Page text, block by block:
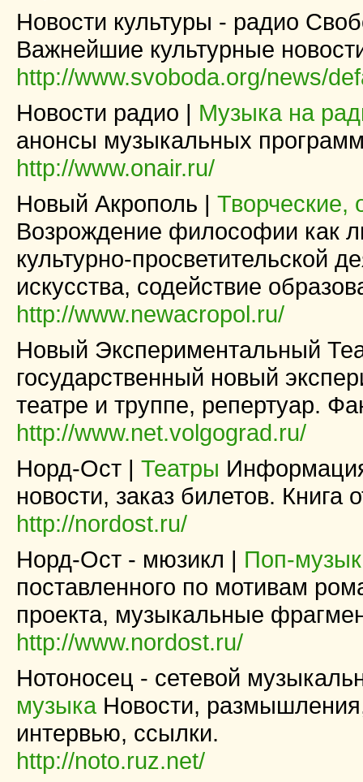
Новости культуры - радио
Важнейшие культурные
http://www.svoboda.org/news/
Новости радио | Музыка на
анонсы музыкальных
http://www.onair.ru/
Новый Акрополь | Творческие,
Возрождение философии как
культурно-просветительской
искусства, содействие
http://www.newacropol.ru/
Новый Экспериментальный
государственный новый
театре и труппе, репертуар.
http://www.net.volgograd.ru/
Норд-Ост | Театры
новости, заказ билетов. Книга
http://nordost.ru/
Норд-Ост - мюзикл | Поп-
поставленного по мотивам
проекта, музыкальные
http://www.nordost.ru/
Нотоносец - сетевой
музыка Новости,
интервью, ссылки.
http://noto.ruz.net/